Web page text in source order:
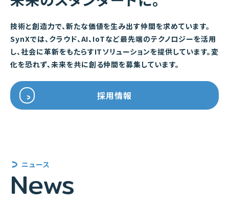
技術と創造力で、新たな価値を生み出す仲間を求めています。
SynXでは、クラウド、AI、IoTなど最先端のテクノロジーを活用
し、社会に革新をもたらすITソリューションを提供しています。変
化を恐れず、未来を共に創る仲間を募集しています。
採用情報
ニュース
News